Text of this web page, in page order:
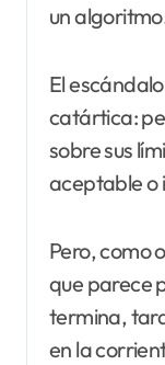
un
El
catártica:
sobre sus
aceptable o
Pero, como
que parece
termina,
en la